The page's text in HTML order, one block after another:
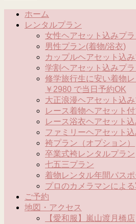
ホーム
レンタルプラン
女性ヘアセット込みプ
男性プラン(着物/浴衣)
カップルヘアセット込
学割ヘアセット込みプ
修学旅行生に安い着物レ
￥2980 で当日予約OK
大正浪漫ヘアセット込
レース着物ヘアセット
レース浴衣ヘアセット
ファミリーヘアセット
袴プラン（オプション）
卒業式袴レンタルプラン
七五三プラン
着物レンタル年間パスポ
プロのカメラマンによ
ご予約
地図・アクセス
【愛和服】嵐山渡月橋店